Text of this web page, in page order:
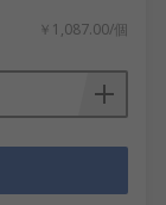
￥1,087.00/個